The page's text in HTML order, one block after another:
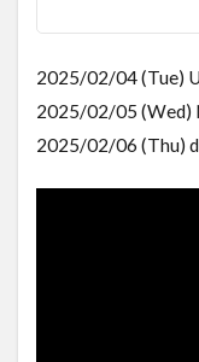
2025/02/04 (Tue)
2025/02/05 (Wed)
2025/02/06 (Thu)